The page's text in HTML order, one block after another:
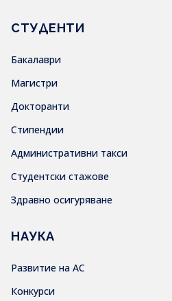
СТУДЕНТИ
Бакалаври
Магистри
Докторанти
Стипендии
Административни такси
Студентски стажове
Здравно осигуряване
НАУКА
Развитие на АС
Конкурси